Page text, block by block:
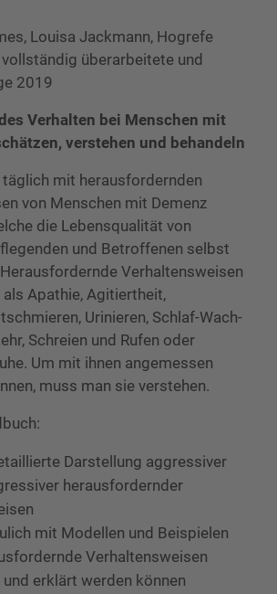
Louisa Jackmann, Hogrefe
vollständig überarbeitete und
2019
Verhalten bei Menschen mit
verstehen und behandeln
mit herausfordernden
von Menschen mit Demenz
die Lebensqualität von
und Betroffenen selbst
Verhaltensweisen
als Apathie, Agitiertheit,
Urinieren, Schlaf-Wach-
Schreien und Rufen oder
Um mit ihnen angemessen
muss man sie verstehen.
Darstellung aggressiver
herausfordernder
mit Modellen und Beispielen
Verhaltensweisen
erklärt werden können